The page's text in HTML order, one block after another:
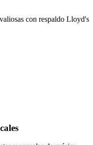
con respaldo Lloyd's